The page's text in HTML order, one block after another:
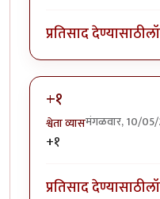
प्रतिसाद देण्यासाठी
+१
श्वेता व्यासमंगळवार, 10/
+१
प्रतिसाद देण्यासाठी